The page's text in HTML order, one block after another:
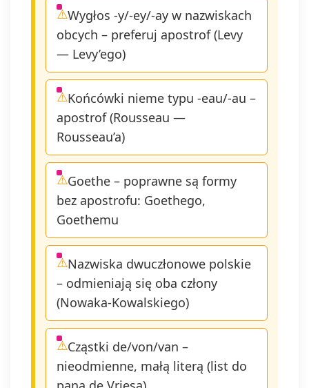
danych,
wniesienia
momencie,
którego
na
poprzez
Wygłos -y/-ey/-ay w nazwiskach
obcych – preferuj apostrof (Levy
— Levy’ego)
Końcówki nieme typu -eau/-au –
apostrof (Rousseau —
Rousseau’a)
Goethe – poprawne są formy
bez apostrofu: Goethego,
Goethemu
Nazwiska dwuczłonowe polskie
– odmieniają się oba człony
(Nowaka-Kowalskiego)
Cząstki de/von/van –
nieodmienne, małą literą (list do